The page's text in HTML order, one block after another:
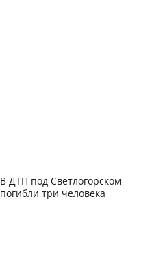
В ДТП под Светлогорском
погибли три человека